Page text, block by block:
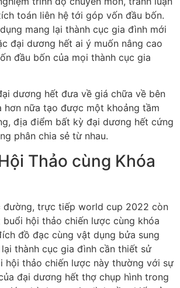
toán liên hệ tới góp vốn đầu bốn.
mang lại thành cục gia đình mới
đại dương hết ai ý muốn nâng cao
đầu bốn của mọi thành cục gia
dương hết đưa về giá chữa về bên
hơn nữa tạo được một khoảng tầm
địa điểm bất kỳ đại dương hết cứng
phân chia sẻ từ nhau.
Thảo cùng Khóa
đường, trực tiếp world cup 2022 còn
hội thảo chiến lược cùng khóa
đồ đạc cùng vật dụng bửa sung
thành cục gia đình cần thiết sử
hội thảo chiến lược này thường với sự
đại dương hết thợ chụp hình trong